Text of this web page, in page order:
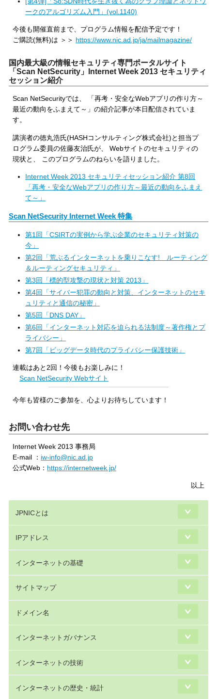
ークのアルゴリズム入門」(vol.1140)
今後も開催直前まで、プログラム情報を配信予定です！
ご購読(無料)は ＞＞ https://www.nic.ad.jp/ja/mailmagazine/
国内最大級の情報セキュリティ専門ポータルサイト
「Scan NetSecurity」Internet Week 2013 セキュリティ
セッション紹介
Scan NetSecurityでは、 「再考・安全なWebアプリの作り方～
最近の動向をふまえて～」の紹介記事が本日配信されていま
す。
講演者の徳丸浩氏(HASHコンサルティング株式会社)と担当プ
ログラム委員の佐藤友治氏が、 Webサイトのセキュリティの
現状と、 このプログラムのねらいを語りました。
Internet Week 2013 セキュリティセッション紹介 第8回
「再考・安全なWebアプリの作り方～最近の動向をふまえ
て～」
Scan NetSecurity Internet Week 特集
第1回「CSIRTの実例から学ぶ企業のセキュリティ対策の
今」
第2回「荒ぶるインターネットを乗りこなす! ルーティング
＆ルーティングセキュリティ」
第3回「標的型攻撃の現状と対策 2013」
第4回「サイバー犯罪の動向と対策、インターネットのセキ
ュリティと通信の秘密」
第5回「DNS DAY」
第6回「インターネット対応を迫られる法制度～著作権とプ
ライバシー」
第7回「ビッグデータ時代のプライバシー保護技術」
連載はあと2回！今後もお楽しみに！
Scan NetSecurity Webサイト
今年も皆様のご参加を、心よりお待ちしています！
お問い合わせ先
Internet Week 2013 事務局
E-mail ： iw-info@nic.ad.jp
公式Web： https://internetweek.jp/
以上
JPNICとは
IPアドレス
インターネットの基礎
サイトマップ
ドメイン名
インターネットガバナンス
インターネットの技術
インターネットの歴史・統計